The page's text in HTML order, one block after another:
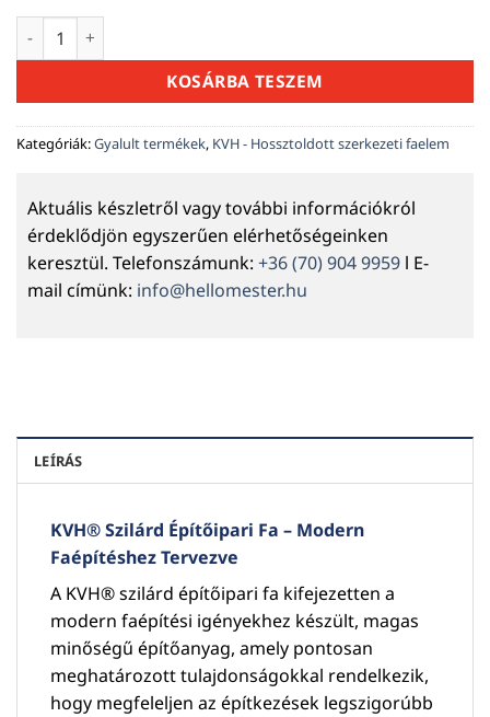
KVH - Hossztoldott szerkezeti faelem ( 6cm x 14cm x 500cm
KOSÁRBA TESZEM
Kategóriák:Gyalult termékek, KVH - Hossztoldott szerkezeti faelem
Aktuális készletről vagy további információkról
érdeklődjön egyszerűen elérhetőségeinken
keresztül. Telefonszámunk: +36 (70) 904 9959 l E-
mail címünk: info@hellomester.hu
LEÍRÁS
KVH® Szilárd Építőipari Fa – Modern
Faépítéshez Tervezve
A KVH® szilárd építőipari fa kifejezetten a
modern faépítési igényekhez készült, magas
minőségű építőanyag, amely pontosan
meghatározott tulajdonságokkal rendelkezik,
hogy megfeleljen az építkezések legszigorúbb